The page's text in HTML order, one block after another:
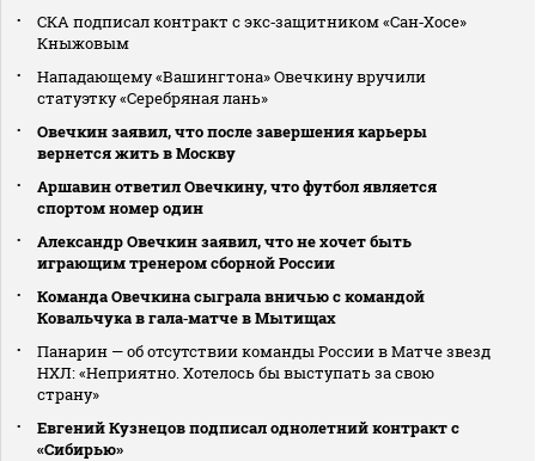
СКА подписал контракт с экс‑защитником «Сан‑Хосе»
Кныжовым
Нападающему «Вашингтона» Овечкину вручили
статуэтку «Серебряная лань»
Овечкин заявил, что после завершения карьеры
вернется жить в Москву
Аршавин ответил Овечкину, что футбол является
спортом номер один
Александр Овечкин заявил, что не хочет быть
играющим тренером сборной России
Команда Овечкина сыграла вничью с командой
Ковальчука в гала‑матче в Мытищах
Панарин — об отсутствии команды России в Матче звезд
НХЛ: «Неприятно. Хотелось бы выступать за свою
страну»
Евгений Кузнецов подписал однолетний контракт с
«Сибирью»